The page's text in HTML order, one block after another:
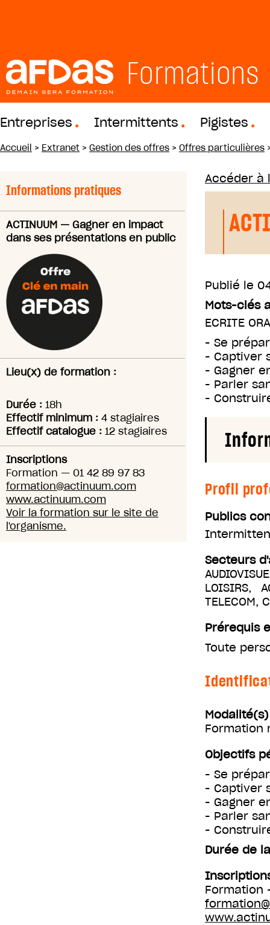
Formations
Entreprises Intermittents Pigistes
Accueil > Extranet > Gestion des offres > Offres particulières
Informations pratiques
ACTINUUM — Gagner en impact
dans ses présentations en public
Lieu(x) de formation :
Durée : 18h
Effectif minimum : 4 stagiaires
Effectif catalogue : 12 stagiaires
Inscriptions
Formation — 01 42 89 97 83
formation@actinuum.com
www.actinuum.com
Voir la formation sur le site de
l'organisme.
Accéder à
Publié le
Mots-clés
ECRITE
- Se
- Captiver
- Gagner
- Parler
-
Profil
Publics
Secteurs
LOISIRS,
TELECOM,
Prérequis
Toute
Formation
Objectifs
- Se
- Captiver
- Gagner
- Parler
-
Durée de
Formation